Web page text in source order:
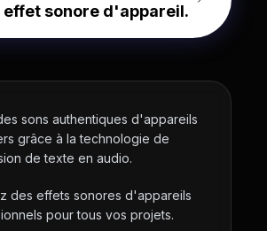
sonore d'appareil.
sons authentiques d'appareils
grâce à la technologie de
de texte en audio.
des effets sonores d'appareils
pour tous vos projets.